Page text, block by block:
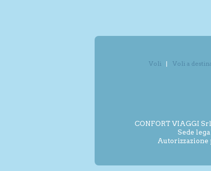
Voli
Voli a
CONFORT VIAGGI
Sede
Autorizzazione